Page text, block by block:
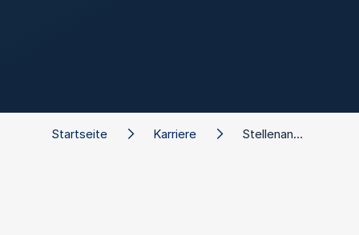
Startseite Karriere Stellenangebot